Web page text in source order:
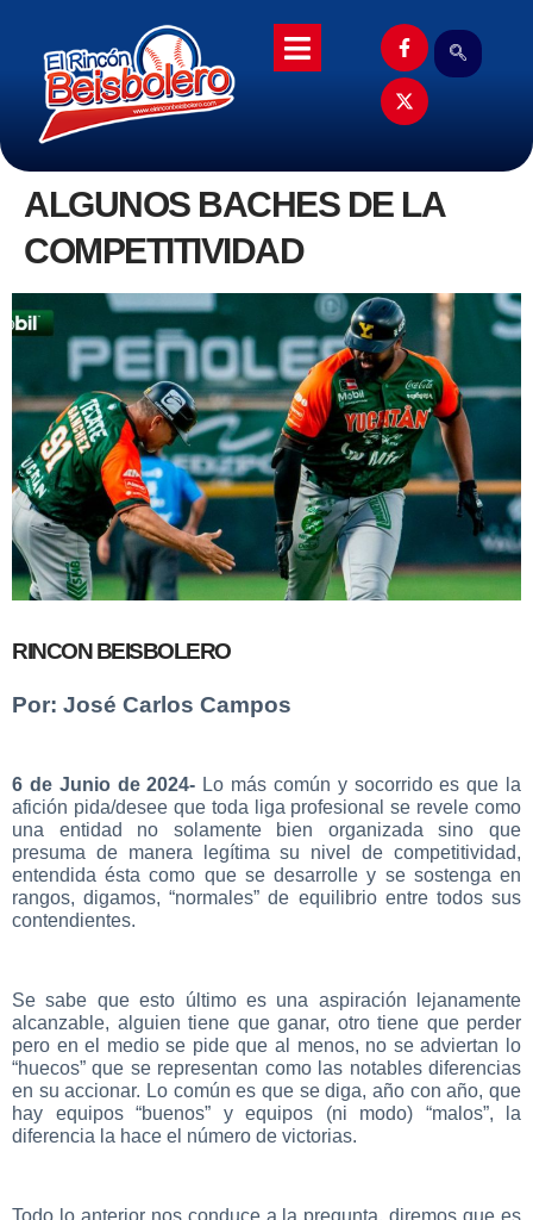
ALGUNOS BACHES DE LA
COMPETITIVIDAD
RINCON BEISBOLERO
Por: José Carlos Campos
6 de Junio de 2024- Lo más común y socorrido es que la
afición pida/desee que toda liga profesional se revele como
una entidad no solamente bien organizada sino que
presuma de manera legítima su nivel de competitividad,
entendida ésta como que se desarrolle y se sostenga en
rangos, digamos, “normales” de equilibrio entre todos sus
contendientes.
Se sabe que esto último es una aspiración lejanamente
alcanzable, alguien tiene que ganar, otro tiene que perder
pero en el medio se pide que al menos, no se adviertan lo
“huecos” que se representan como las notables diferencias
en su accionar. Lo común es que se diga, año con año, que
hay equipos “buenos” y equipos (ni modo) “malos”, la
diferencia la hace el número de victorias.
Todo lo anterior nos conduce a la pregunta, diremos que es